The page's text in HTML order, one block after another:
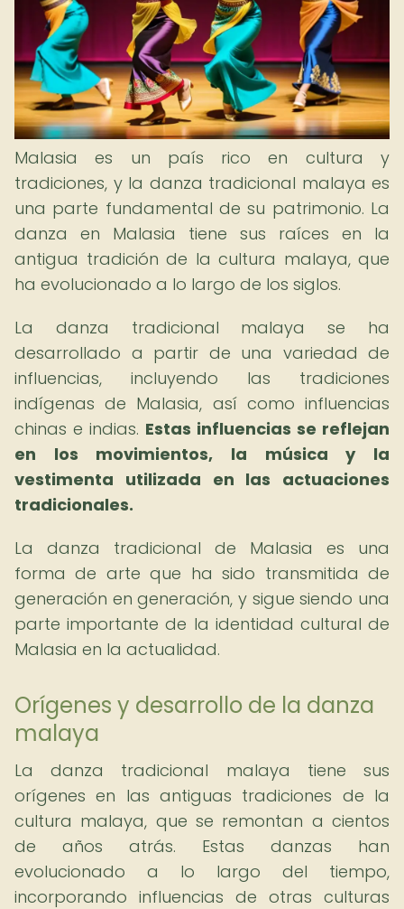
Malasia es un país rico en cultura y
tradiciones, y la danza tradicional malaya es
una parte fundamental de su patrimonio. La
danza en Malasia tiene sus raíces en la
antigua tradición de la cultura malaya, que
ha evolucionado a lo largo de los siglos.
La danza tradicional malaya se ha
desarrollado a partir de una variedad de
influencias, incluyendo las tradiciones
indígenas de Malasia, así como influencias
chinas e indias. Estas influencias se reflejan
en los movimientos, la música y la
vestimenta utilizada en las actuaciones
tradicionales.
La danza tradicional de Malasia es una
forma de arte que ha sido transmitida de
generación en generación, y sigue siendo una
parte importante de la identidad cultural de
Malasia en la actualidad.
Orígenes y desarrollo de la danza
malaya
La danza tradicional malaya tiene sus
orígenes en las antiguas tradiciones de la
cultura malaya, que se remontan a cientos
de años atrás. Estas danzas han
evolucionado a lo largo del tiempo,
incorporando influencias de otras culturas